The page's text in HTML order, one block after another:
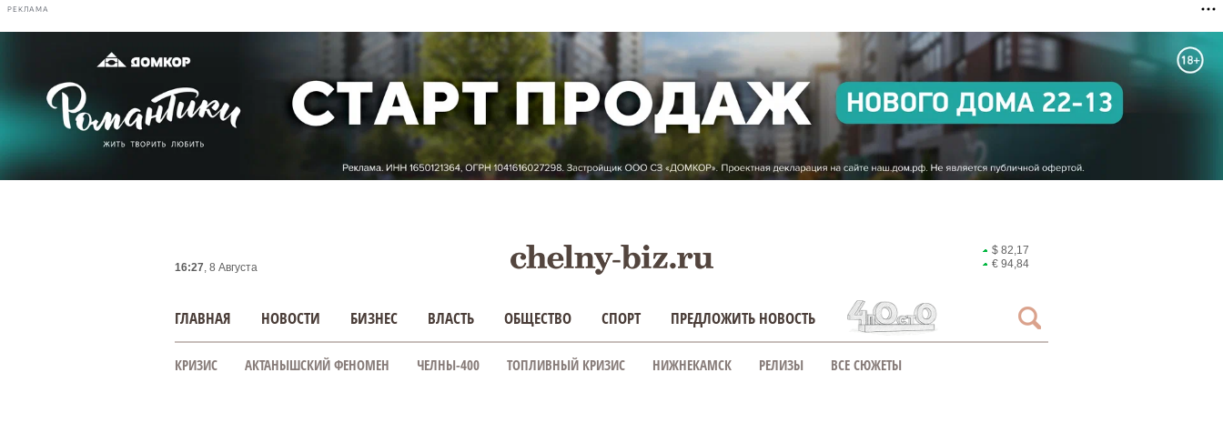
РЕКЛАМА
16:27, 8 Августа
$ 82,17
€ 94,84
ГЛАВНАЯ НОВОСТИ БИЗНЕС ВЛАСТЬ ОБЩЕСТВО СПОРТ ПРЕДЛОЖИТЬ НОВОСТЬ
КРИЗИС АКТАНЫШСКИЙ ФЕНОМЕН ЧЕЛНЫ-400 ТОПЛИВНЫЙ КРИЗИС НИЖНЕКАМСК РЕЛИЗЫ ВСЕ СЮЖЕТЫ